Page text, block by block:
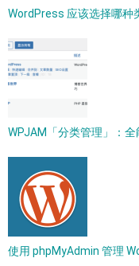
WordPress 应该选择哪种
WPJAM「分类管理」：
使用 phpMyAdmin 管理